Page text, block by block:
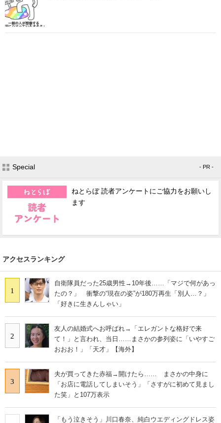
Special - PR -
ねとらぼ 読者アンケートにご協力をお願いし
ます
アクセスランキング
1
自衛隊員だった25歳男性→10年後……「マジで何があっ
たの？」 衝撃の“現在の姿”が180万再生「別人…？」
「好きに生きんしゃい」
2
友人の結婚式へお呼ばれ→「エレガントな格好で来
て！」と言われ、当日……まさかの参列姿に「いやすご
おおお！」「天才」【海外】
3
夫が買ってきた赤福→開けたら…… まさかの中身に
「お店に電話してしまいそう」「さすがに初めて見まし
た笑」と107万表示
「もう泣きそう」川口春奈、純白ウエディングドレス姿